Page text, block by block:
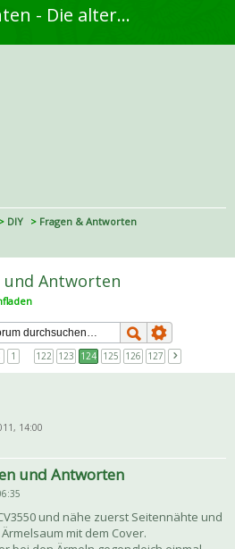
Nähkromanten - Die alternative Näh- und DIY-Community
DIY
Fragen & Antworten
und Antworten
1 122 123 124 125 126 127
14:00
und Antworten
und nähe zuerst Seitennähte und
mit dem Cover.